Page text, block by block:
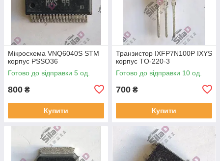
Мікросхема VNQ6040S STM
корпус PSSO36
Готово до відправки 5 од.
800 ₴
Купити
Транзистор IXFP7N100P IXYS
корпус TO-220-3
Готово до відправки 10 од.
700 ₴
Купити